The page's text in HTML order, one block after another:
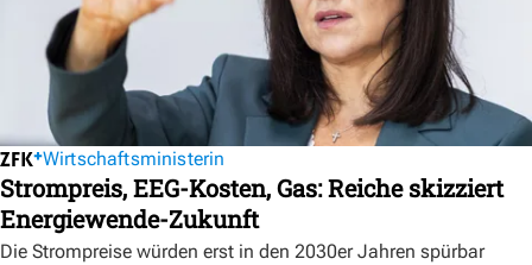
Wirtschaftsministerin
Strompreis, EEG-Kosten, Gas: Reiche skizziert
Energiewende-Zukunft
Die Strompreise würden erst in den 2030er Jahren spürbar